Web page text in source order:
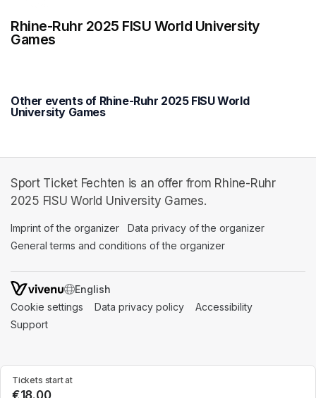
Tickets start at
€18.00
Rhine-Ruhr 2025 FISU World University
Games
Other events of Rhine-Ruhr 2025 FISU World
University Games
Sport Ticket Fechten is an offer from Rhine-Ruhr
2025 FISU World University Games.
Imprint of the organizer (opens in a new tab)
Data privacy of the organizer
General terms and conditions of the organizer
SWITCH LANGUAGE
Cookie settings (opens in a new tab)
Data privacy policy (opens in a new tab)
Accessibility
Support